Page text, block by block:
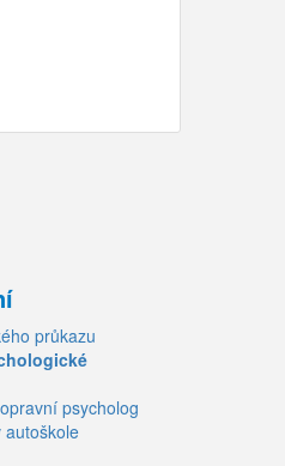
průkazu
psycholog
autoškole